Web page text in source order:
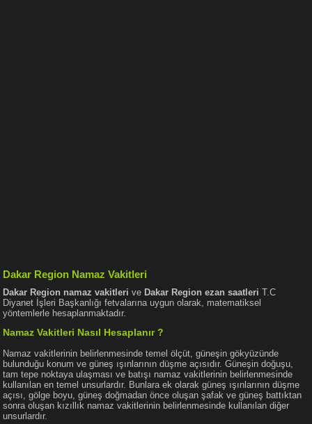
Dakar Region Namaz Vakitleri
Dakar Region namaz vakitleri ve Dakar Region ezan saatleri T.C
Diyanet İşleri Başkanlığı fetvalarına uygun olarak, matematiksel
yöntemlerle hesaplanmaktadır.
Namaz Vakitleri Nasıl Hesaplanır ?
Namaz vakitlerinin belirlenmesinde temel ölçüt, güneşin gökyüzünde
bulunduğu konum ve güneş ışınlarının düşme açısıdır. Güneşin doğuşu,
tam tepe noktaya ulaşması ve batışı namaz vakitlerinin belirlenmesinde
kullanılan en temel unsurlardır. Bunlara ek olarak güneş ışınlarının düşme
açısı, gölge boyu, güneş doğmadan önce oluşan şafak ve güneş battıktan
sonra oluşan kızıllık namaz vakitlerinin belirlenmesinde kullanılan diğer
unsurlardır.